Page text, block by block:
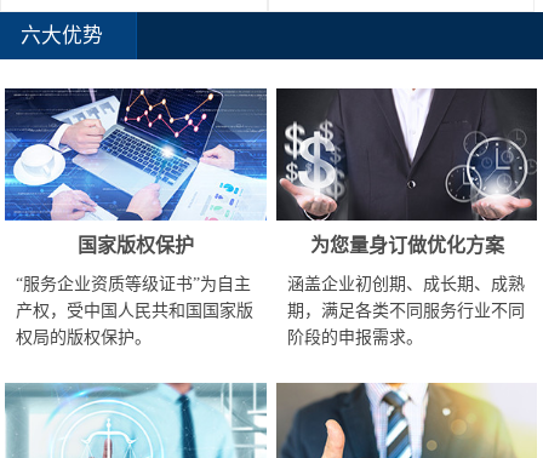
六大优势
国家版权保护
“服务企业资质等级证书”为自主
产权，受中国人民共和国国家版
权局的版权保护。
为您量身订做优化方案
涵盖企业初创期、成长期、成熟
期，满足各类不同服务行业不同
阶段的申报需求。